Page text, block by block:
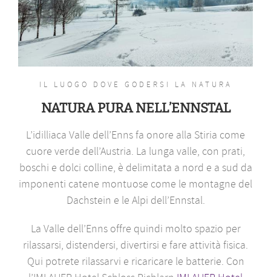
IL LUOGO DOVE GODERSI LA NATURA
NATURA PURA NELL’ENNSTAL
L’idilliaca Valle dell’Enns fa onore alla Stiria come
cuore verde dell’Austria. La lunga valle, con prati,
boschi e dolci colline, è delimitata a nord e a sud da
imponenti catene montuose come le montagne del
Dachstein e le Alpi dell’Ennstal.
La Valle dell’Enns offre quindi molto spazio per
rilassarsi, distendersi, divertirsi e fare attività fisica.
Qui potrete rilassarvi e ricaricare le batterie. Con